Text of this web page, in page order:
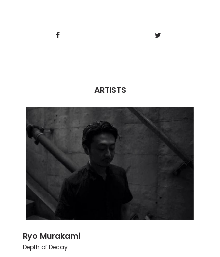
ARTISTS
Ryo Murakami
Depth of Decay